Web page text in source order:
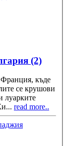
(2)
къде
се крушови
луарките
... read more..